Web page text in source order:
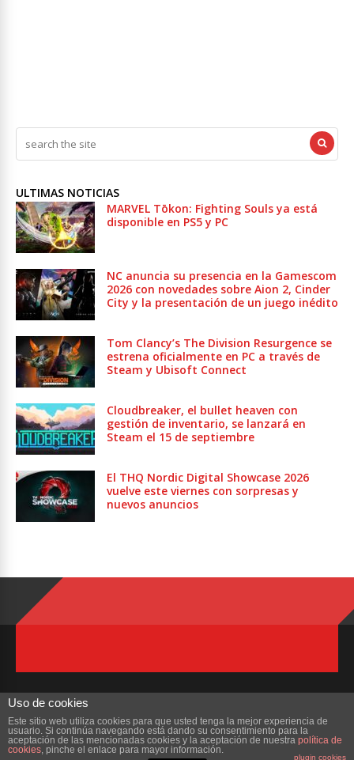
ULTIMAS NOTICIAS
MARVEL Tōkon: Fighting Souls ya está
disponible en PS5 y PC
NC anuncia su presencia en la Gamescom
2026 con novedades sobre Aion 2, Cinder
City y la presentación de un juego inédito
Tom Clancy’s The Division Resurgence se
estrena oficialmente en PC a través de
Steam y Ubisoft Connect
Cloudbreaker, el bullet heaven con
gestión de inventario, se lanzará en
Steam el 15 de septiembre
El THQ Nordic Digital Showcase 2026
vuelve este viernes con sorpresas y
nuevos anuncios
Copyright © 2023 ZonaMMORPG.com. Todos los derechos reservados
Uso de cookies
Este sitio web utiliza cookies para que usted tenga la mejor experiencia de
usuario. Si continúa navegando está dando su consentimiento para la
aceptación de las mencionadas cookies y la aceptación de nuestra política de
cookies, pinche el enlace para mayor información.
plugin cookies